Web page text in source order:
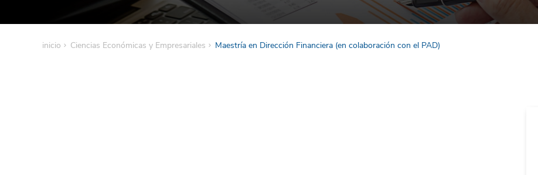
inicio Ciencias Económicas y Empresariales Maestría en Dirección Financiera (en colaboración con el PAD)